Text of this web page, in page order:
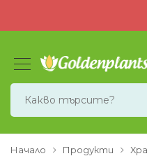
Начало Продукти